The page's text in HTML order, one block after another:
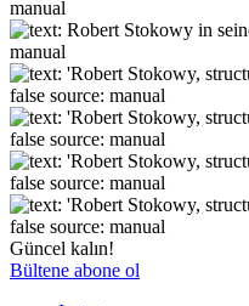
Güncel kalın!
Bültene abone ol